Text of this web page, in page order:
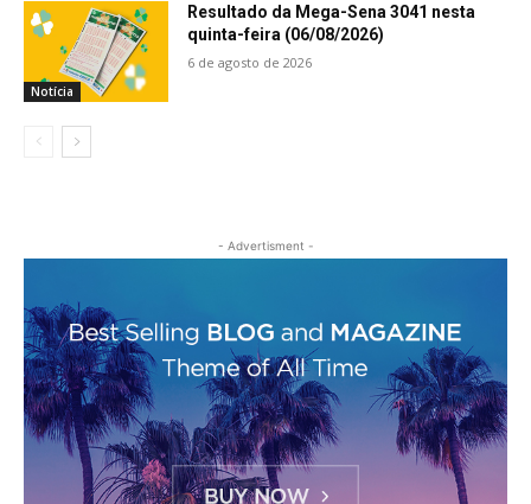
Notícia
Resultado da Mega-Sena 3041 nesta
quinta-feira (06/08/2026)
6 de agosto de 2026
- Advertisment -